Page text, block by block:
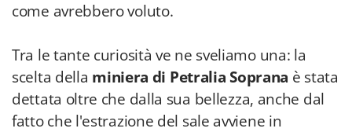
come avrebbero voluto.
Tra le tante curiosità ve ne sveliamo una: la
scelta della miniera di Petralia Soprana è stata
dettata oltre che dalla sua bellezza, anche dal
fatto che l'estrazione del sale avviene in